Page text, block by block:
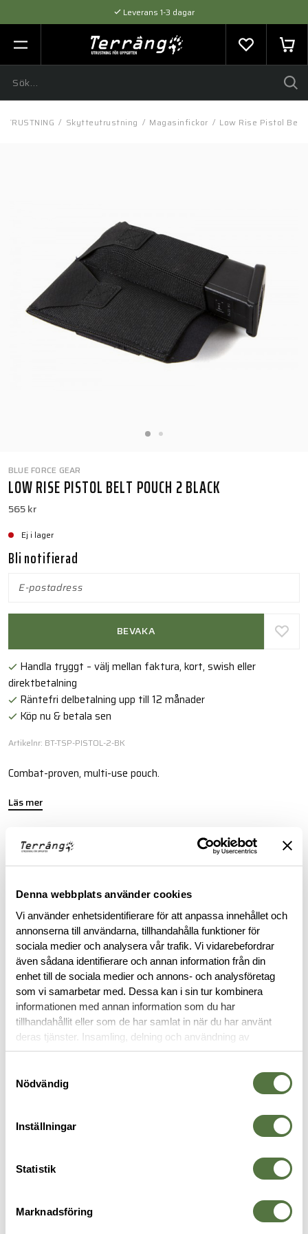
Denna webbplats använder cookies
Vi använder enhetsidentifierare för att anpassa innehållet och
annonserna till användarna, tillhandahålla funktioner för
sociala medier och analysera vår trafik. Vi vidarebefordrar
även sådana identifierare och annan information från din
enhet till de sociala medier och annons- och analysföretag
som vi samarbetar med. Dessa kan i sin tur kombinera
informationen med annan information som du har
tillhandahållit eller som de har samlat in när du har använt
deras tjänster. Insamling, delning och användning av
personuppgifter kan användas för personalisering av
Nödvändig
Inställningar
Statistik
Marknadsföring
Leverans 1-3 dagar
Flexibel betalning med SVEA
Expertråd & Kvalitetsprodukter
UTRUSTNING / Skytteutrustning / Magasinfickor / Low Rise Pistol Belt
BLUE FORCE GEAR
LOW RISE PISTOL BELT POUCH 2 BLACK
565 kr
Ej i lager
Bli notifierad
BEVAKA
Handla tryggt – välj mellan faktura, kort, swish eller
direktbetalning
Räntefri delbetalning upp till 12 månader
Köp nu & betala sen
Artikelnr: BT-TSP-PISTOL-2-BK
Combat-proven, multi-use pouch.
Läs mer
FINNS I FÖLJANDE FÄRGER
BESKRIVNING
RECENSIONER
OM VARUMÄRKET
MAGASINFICKOR